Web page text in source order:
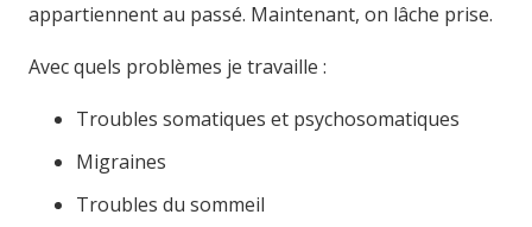
appartiennent au passé. Maintenant, on lâche prise.
Avec quels problèmes je travaille :
Troubles somatiques et psychosomatiques
Migraines
Troubles du sommeil